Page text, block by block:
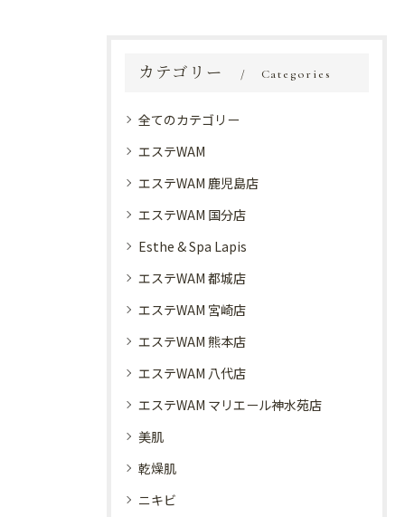
カテゴリー Categories
全てのカテゴリー
エステWAM
エステWAM 鹿児島店
エステWAM 国分店
Esthe & Spa Lapis
エステWAM 都城店
エステWAM 宮崎店
エステWAM 熊本店
エステWAM 八代店
エステWAM マリエール神水苑店
美肌
乾燥肌
ニキビ